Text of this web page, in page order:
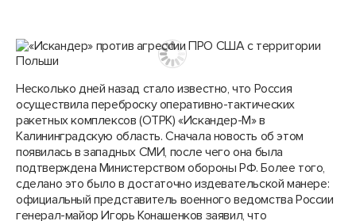
Несколько дней назад стало известно, что Россия
осуществила переброску оперативно-тактических
ракетных комплексов (ОТРК) «Искандер-М» в
Калининградскую область. Сначала новость об этом
появилась в западных СМИ, после чего она была
подтверждена Министерством обороны РФ. Более того,
сделано это было в достаточно издевательской манере:
официальный представитель военного ведомства России
генерал-майор Игорь Конашенков заявил, что